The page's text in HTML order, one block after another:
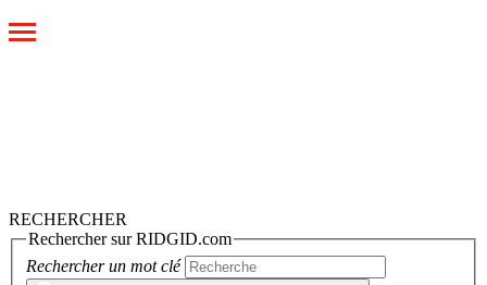
Toggle
RECHERCHER
Rechercher sur RIDGID.com
Rechercher un mot clé